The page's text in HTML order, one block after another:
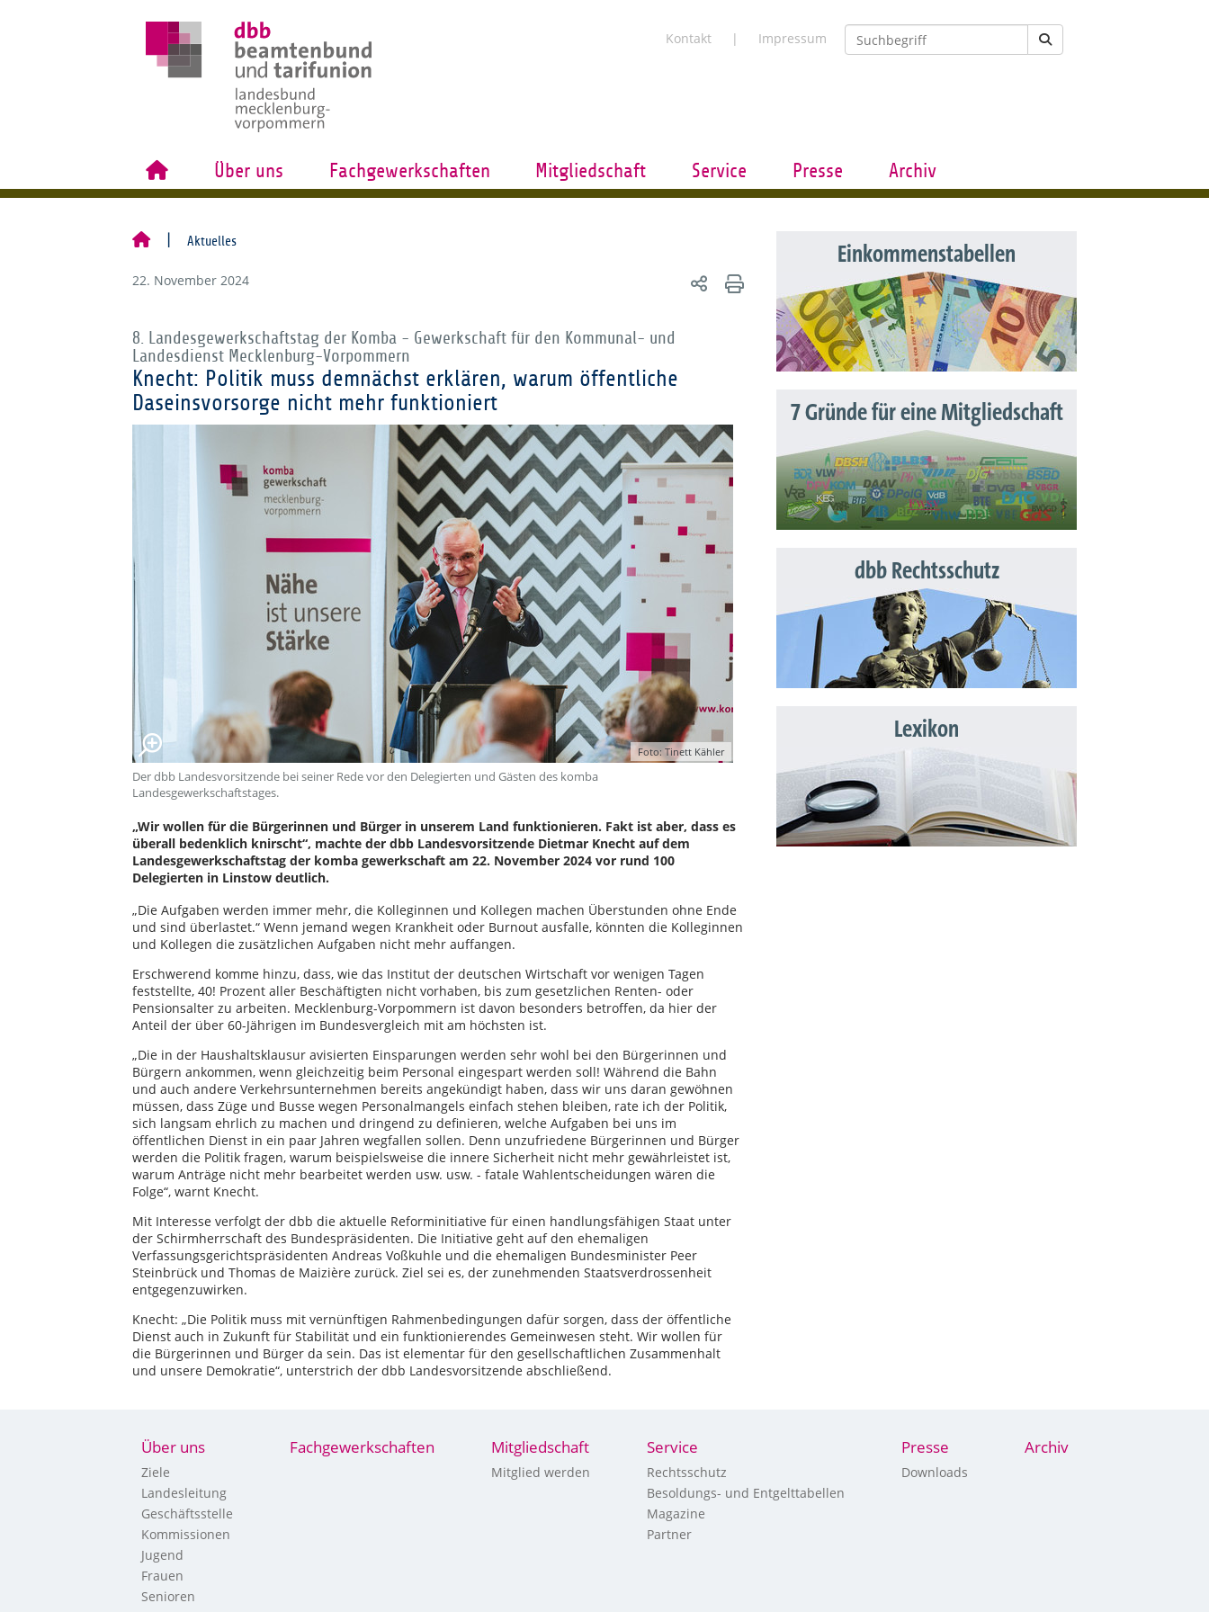
Kontakt Impressum
Über uns Fachgewerkschaften Mitgliedschaft Service Presse Archiv
Aktuelles
22. November 2024
8. Landesgewerkschaftstag der Komba - Gewerkschaft für den Kommunal- und
Landesdienst Mecklenburg-Vorpommern
Knecht: Politik muss demnächst erklären, warum öffentliche
Daseinsvorsorge nicht mehr funktioniert
Foto: Tinett Kähler
Der dbb Landesvorsitzende bei seiner Rede vor den Delegierten und Gästen des komba
Landesgewerkschaftstages.
„Wir wollen für die Bürgerinnen und Bürger in unserem Land funktionieren. Fakt ist aber, dass es
überall bedenklich knirscht“, machte der dbb Landesvorsitzende Dietmar Knecht auf dem
Landesgewerkschaftstag der komba gewerkschaft am 22. November 2024 vor rund 100
Delegierten in Linstow deutlich.
„Die Aufgaben werden immer mehr, die Kolleginnen und Kollegen machen Überstunden ohne Ende
und sind überlastet.“ Wenn jemand wegen Krankheit oder Burnout ausfalle, könnten die Kolleginnen
und Kollegen die zusätzlichen Aufgaben nicht mehr auffangen.
Erschwerend komme hinzu, dass, wie das Institut der deutschen Wirtschaft vor wenigen Tagen
feststellte, 40! Prozent aller Beschäftigten nicht vorhaben, bis zum gesetzlichen Renten- oder
Pensionsalter zu arbeiten. Mecklenburg-Vorpommern ist davon besonders betroffen, da hier der
Anteil der über 60-Jährigen im Bundesvergleich mit am höchsten ist.
„Die in der Haushaltsklausur avisierten Einsparungen werden sehr wohl bei den Bürgerinnen und
Bürgern ankommen, wenn gleichzeitig beim Personal eingespart werden soll! Während die Bahn
und auch andere Verkehrsunternehmen bereits angekündigt haben, dass wir uns daran gewöhnen
müssen, dass Züge und Busse wegen Personalmangels einfach stehen bleiben, rate ich der Politik,
sich langsam ehrlich zu machen und dringend zu definieren, welche Aufgaben bei uns im
öffentlichen Dienst in ein paar Jahren wegfallen sollen. Denn unzufriedene Bürgerinnen und Bürger
werden die Politik fragen, warum beispielsweise die innere Sicherheit nicht mehr gewährleistet ist,
warum Anträge nicht mehr bearbeitet werden usw. usw. - fatale Wahlentscheidungen wären die
Folge“, warnt Knecht.
Mit Interesse verfolgt der dbb die aktuelle Reforminitiative für einen handlungsfähigen Staat unter
der Schirmherrschaft des Bundespräsidenten. Die Initiative geht auf den ehemaligen
Verfassungsgerichtspräsidenten Andreas Voßkuhle und die ehemaligen Bundesminister Peer
Steinbrück und Thomas de Maizière zurück. Ziel sei es, der zunehmenden Staatsverdrossenheit
entgegenzuwirken.
Knecht: „Die Politik muss mit vernünftigen Rahmenbedingungen dafür sorgen, dass der öffentliche
Dienst auch in Zukunft für Stabilität und ein funktionierendes Gemeinwesen steht. Wir wollen für
die Bürgerinnen und Bürger da sein. Das ist elementar für den gesellschaftlichen Zusammenhalt
und unsere Demokratie“, unterstrich der dbb Landesvorsitzende abschließend.
Einkommenstabellen
7 Gründe für eine Mitgliedschaft
dbb Rechtsschutz
Lexikon
Über uns
Ziele
Landesleitung
Geschäftsstelle
Kommissionen
Jugend
Frauen
Senioren
Fachgewerkschaften Mitgliedschaft
Mitglied werden
Service
Rechtsschutz
Besoldungs- und Entgelttabellen
Magazine
Partner
Presse
Downloads
Archiv